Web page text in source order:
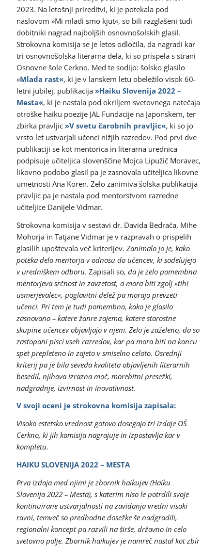
2023. Na letošnji prireditvi, ki je potekala pod
naslovom »Mi mladi smo kjut«, so bili razglašeni tudi
dobitniki nagrad najboljših osnovnošolskih glasil.
Strokovna komisija se je letos odločila, da nagradi kar
tri osnovnošolska literarna dela, ki so prispela s strani
Osnovne šole Cerkno. Med te sodijo: šolsko glasilo
»Mlada rast«, ki je v lanskem letu obeležilo visok 60-
letni jubilej, publikacija»Haiku Slovenija 2022 –
Mesta«, ki je nastala pod okriljem svetovnega natečaja
otroške haiku poezije JAL Fundacije na Japonskem, ter
zbirka pravljic»V svetu čarobnih pravljic«, ki so jo
vrsto let ustvarjali učenci nižjih razredov. Pod prvi dve
publikaciji se kot mentorica in literarna urednica
podpisuje učiteljica slovenščine Mojca Lipužič Moravec,
likovno podobo glasil pa je zasnovala učiteljica likovne
umetnosti Ana Koren. Zelo zanimiva šolska publikacija
pravljic pa je nastala pod mentorstvom razredne
učiteljice Danijele Vidmar.
Strokovna komisija v sestavi dr. Davida Bedrača, Mihe
Mohorja in Tatjane Vidmar je v razpravah o prispelih
glasilih upoštevala več kriterijev. Zanimalo jo je, kako
poteka delo mentorja v odnosu do učencev, ki sodelujejo
v uredniškem odboru. Zapisali so, da je zelo pomembna
mentorjeva srčnost in zavzetost, a mora biti zgolj »tihi
usmerjevalec«, poglavitni delež pa morajo prevzeti
učenci. Pri tem je tudi pomembno, kako je glasilo
zasnovano – katere žanre zajema, katere starostne
skupine učencev objavljajo v njem. Zelo je zaželeno, da so
zastopani pisci vseh razredov, kar pa mora biti na koncu
spet prepleteno in zajeto v smiselno celoto. Osrednji
kriterij pa je bila seveda kvaliteta objavljenih literarnih
besedil, njihova izrazna moč, morebitni presežki,
nadgradnje, izvirnost in inovativnost.
V svoji oceni je strokovna komisija zapisala:
Visoko estetsko vrednost gotovo dosegajo tri izdaje OŠ
Cerkno, ki jih komisija nagrajuje in izpostavlja kar v
kompletu.
HAIKU SLOVENIJA 2022 – MESTA
Prva izdaja med njimi je zbornik haikujev (Haiku
Slovenija 2022 – Mesta), s katerim niso le potrdili svoje
kontinuirane ustvarjalnosti na zavidanja vredni visoki
ravni, temveč so predhodne dosežke še nadgradili,
regionalni koncept pa razvili na širše, državno in celo
svetovno polje. Zbornik haikujev je namreč nastal kot zbir